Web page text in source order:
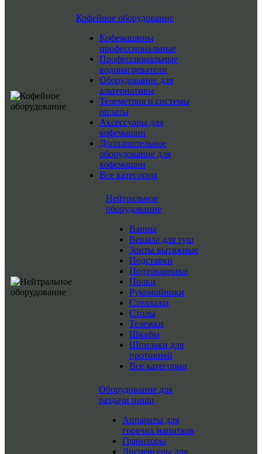
Кофейное оборудование
Кофемашины
профессиональные
Профессиональные
водонагреватели
Оборудование для
альтернативы
Телеметрия и системы
оплаты
Аксессуары для
кофемашин
Дополнительное
оборудование для
кофемашин
Все категории
Нейтральное
оборудование
Ванны
Вешала для туш
Зонты вытяжные
Подставки
Подтоварники
Полки
Рукомойники
Стеллажи
Столы
Тележки
Шкафы
Шпильки для
противней
Все категории
Оборудование для
раздачи пищи
Аппараты для
горячих напитков
Граниторы
Диспенсеры для